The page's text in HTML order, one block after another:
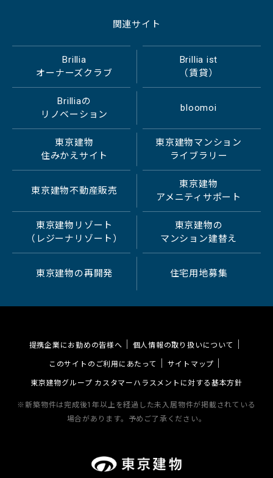
関連サイト
Brillia
オーナーズクラブ
Brillia ist
（賃貸）
Brilliaの
リノベーション
bloomoi
東京建物
住みかえサイト
東京建物マンション
ライブラリー
東京建物不動産販売
東京建物
アメニティサポート
東京建物リゾート
（レジーナリゾート）
東京建物の
マンション建替え
東京建物の再開発 住宅用地募集
提携企業にお勤めの皆様へ 個人情報の取り扱いについて
このサイトのご利用にあたって サイトマップ
東京建物グループ カスタマーハラスメントに対する基本方針
※新築物件は完成後1年以上を経過した未入居物件が掲載されている
場合があります。予めご了承ください。